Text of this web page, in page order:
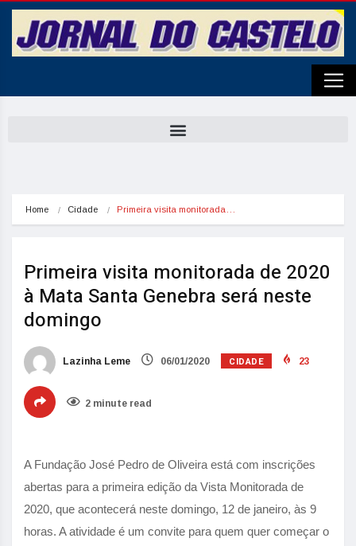
Home Cidade Primeira visita monitorada…
Primeira visita monitorada de 2020
à Mata Santa Genebra será neste
domingo
Lazinha Leme 06/01/2020 CIDADE 23
2 minute read
A Fundação José Pedro de Oliveira está com inscrições
abertas para a primeira edição da Vista Monitorada de
2020, que acontecerá neste domingo, 12 de janeiro, às 9
horas. A atividade é um convite para quem quer começar o